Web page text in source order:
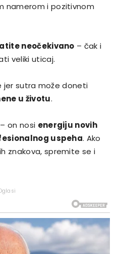
namerom i pozitivnom
neočekivano – čak i
veliki uticaj.
jer sutra može doneti
u životu.
on nosi energiju novih
uspeha. Ako
znakova, spremite se i